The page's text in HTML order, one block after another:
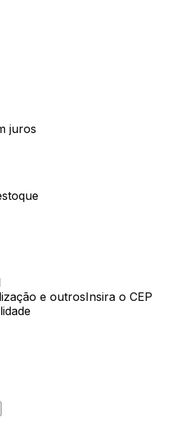
juros
e outrosInsira o CEP